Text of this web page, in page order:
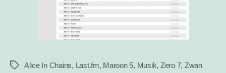
TagsAlice In Chains, Last.fm, Maroon 5, Musik, Zero 7, Zwan